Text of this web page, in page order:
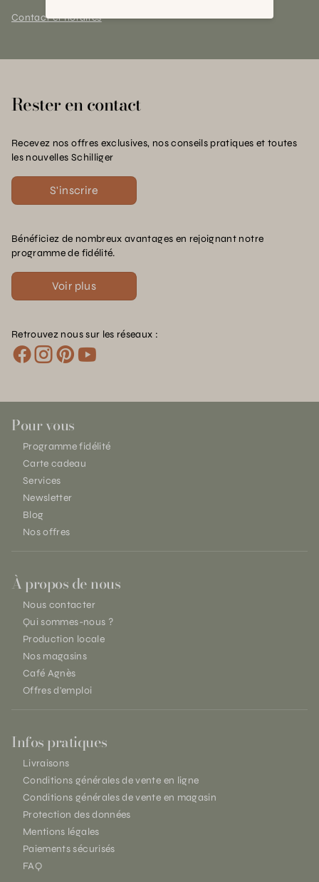
Contact et horaires
Rester en contact
Recevez nos offres exclusives, nos conseils pratiques et toutes
les nouvelles Schilliger
S'inscrire
Bénéficiez de nombreux avantages en rejoignant notre
programme de fidélité.
Voir plus
Retrouvez nous sur les réseaux :
Pour vous
Programme fidélité
Carte cadeau
Services
Newsletter
Blog
Nos offres
À propos de nous
Nous contacter
Qui sommes-nous ?
Production locale
Nos magasins
Café Agnès
Offres d'emploi
Infos pratiques
Livraisons
Conditions générales de vente en ligne
Conditions générales de vente en magasin
Protection des données
Mentions légales
Paiements sécurisés
FAQ